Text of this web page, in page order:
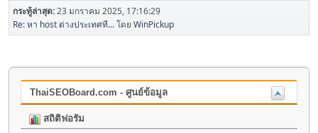
กระทู้ล่าสุด:23 มกราคม 2025, 17:16:29
Re: หา host ต่างประเทศที...โดย WinPickup
ThaiSEOBoard.com - ศูนย์ข้อมูล
สถิติฟอรัม